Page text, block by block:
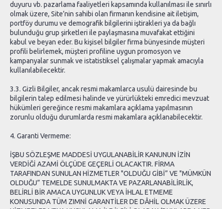
duyuru vb. pazarlama faaliyetleri kapsamında kullanılması ile sınırlı
olmak üzere, Site’nin sahibi olan firmanın kendisine ait iletişim,
portföy durumu ve demografik bilgilerini iştirakleri ya da bağlı
bulunduğu grup şirketleri ile paylaşmasına muvafakat ettiğini
kabul ve beyan eder. Bu kişisel bilgiler firma bünyesinde müşteri
profili belirlemek, müşteri profiline uygun promosyon ve
kampanyalar sunmak ve istatistiksel çalışmalar yapmak amacıyla
kullanılabilecektir.
3.3. Gizli Bilgiler, ancak resmi makamlarca usulü dairesinde bu
bilgilerin talep edilmesi halinde ve yürürlükteki emredici mevzuat
hükümleri gereğince resmi makamlara açıklama yapılmasının
zorunlu olduğu durumlarda resmi makamlara açıklanabilecektir.
4. Garanti Vermeme:
İŞBU SÖZLEŞME MADDESİ UYGULANABİLİR KANUNUN İZİN
VERDİĞİ AZAMİ ÖLÇÜDE GEÇERLİ OLACAKTIR. FİRMA
TARAFINDAN SUNULAN HİZMETLER "OLDUĞU GİBİ” VE "MÜMKÜN
OLDUĞU” TEMELDE SUNULMAKTA VE PAZARLANABİLİRLİK,
BELİRLİ BİR AMACA UYGUNLUK VEYA İHLAL ETMEME
KONUSUNDA TÜM ZIMNİ GARANTİLER DE DÂHİL OLMAK ÜZERE